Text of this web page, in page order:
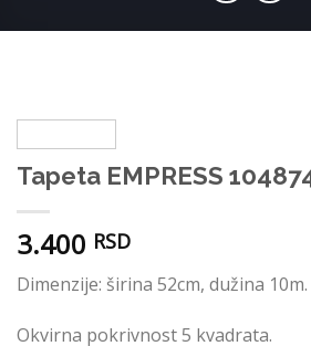
Tapeta EMPRESS
3.400 RSD
Dimenzije: širina 52cm, dužina 10m.
Okvirna pokrivnost 5 kvadrata.